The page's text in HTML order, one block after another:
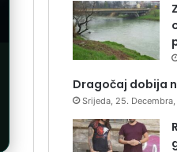
Dragočaj dobija
Srijeda, 25. Decembra,